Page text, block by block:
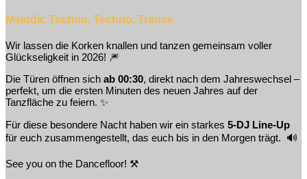
Melodic Techno, Techno, Trance
Wir lassen die Korken knallen und tanzen gemeinsam voller
Glückseligkeit in 2026! 🎆
Die Türen öffnen sich ab 00:30, direkt nach dem Jahreswechsel –
perfekt, um die ersten Minuten des neuen Jahres auf der
Tanzfläche zu feiern. ✨
Für diese besondere Nacht haben wir ein starkes 5-DJ Line-Up
für euch zusammengestellt, das euch bis in den Morgen trägt. 🔊
See you on the Dancefloor! ⚒️